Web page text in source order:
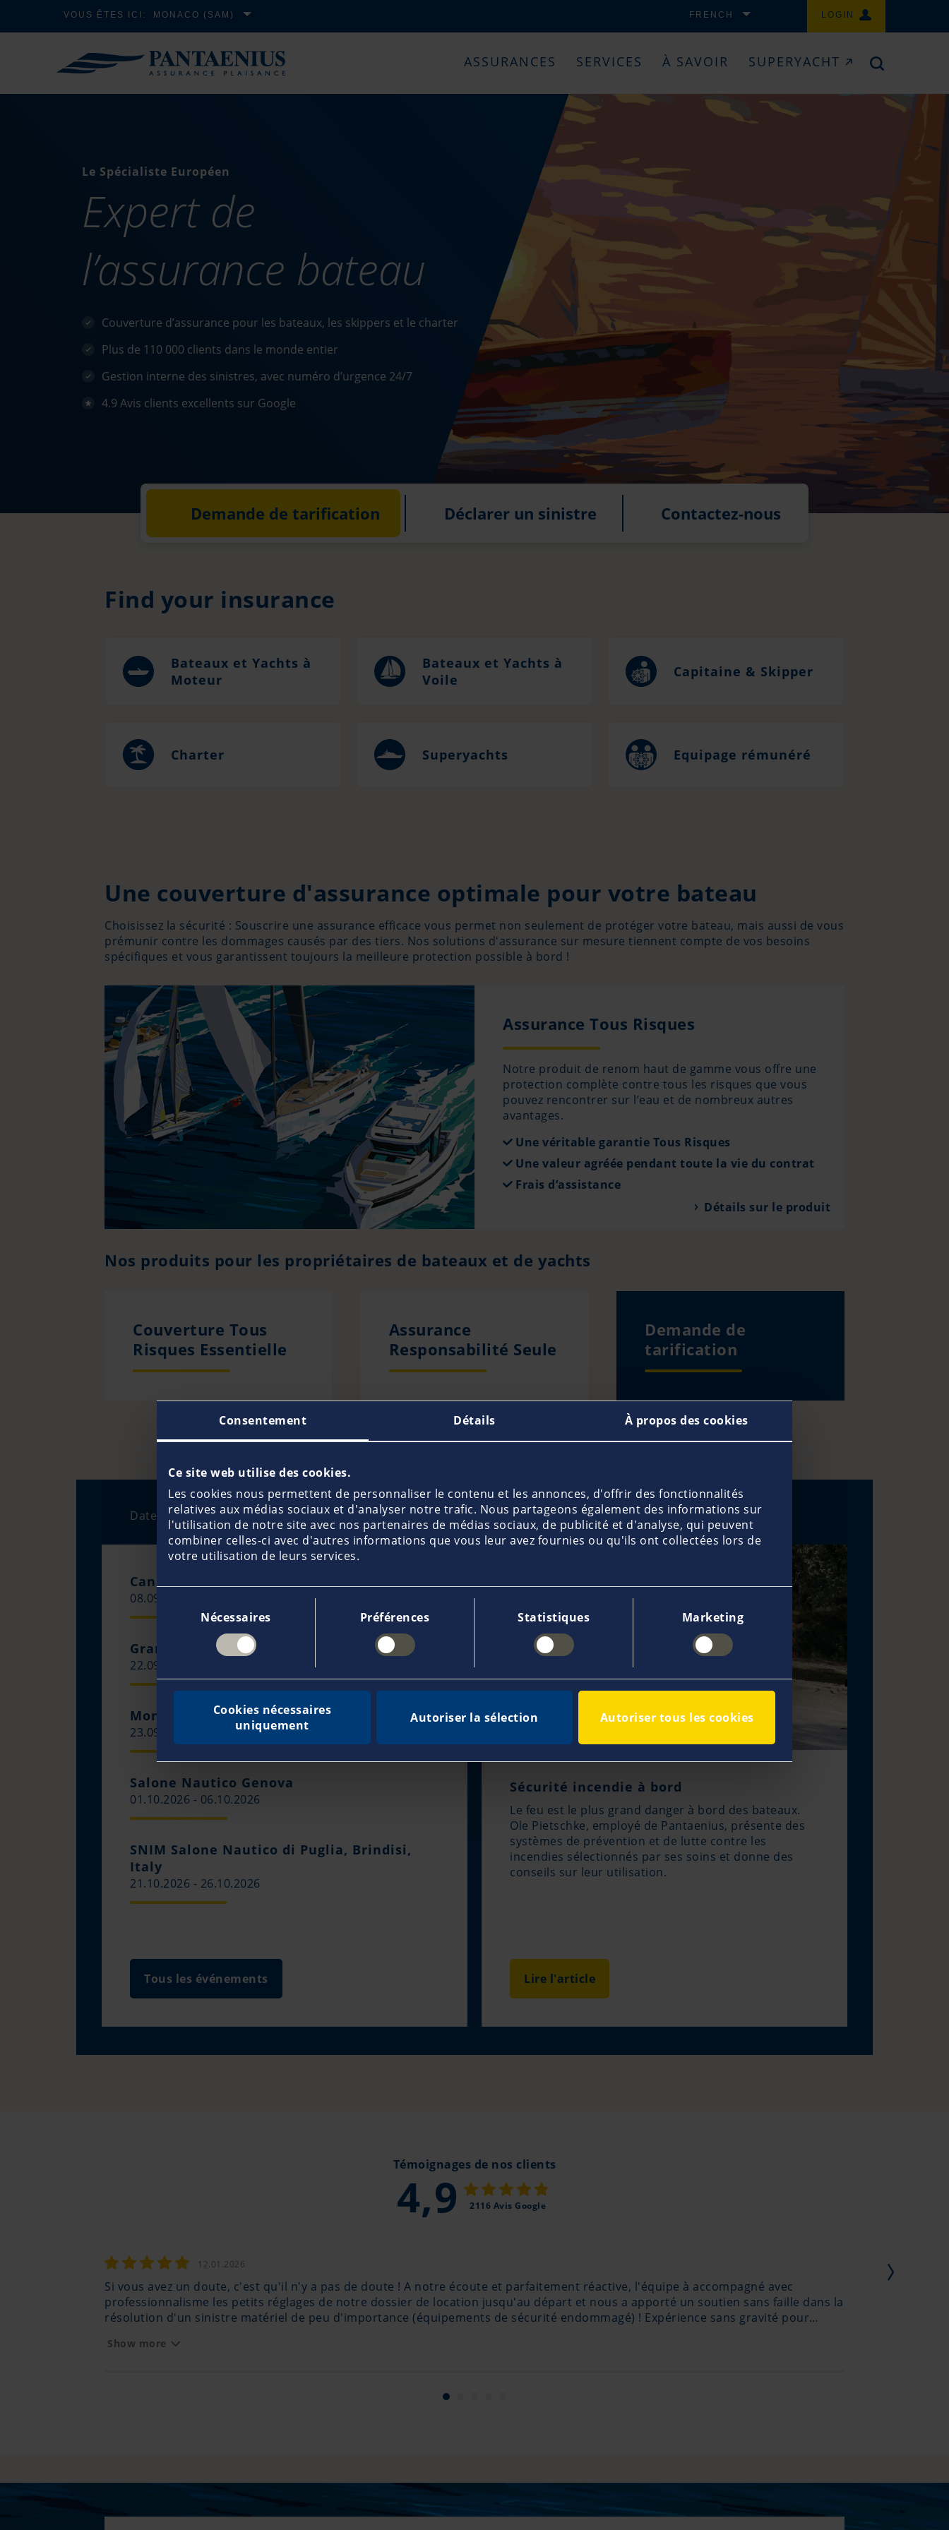
Consentement Détails À propos des cookies
Ce site web utilise des cookies.
Les cookies nous permettent de personnaliser le contenu et les annonces, d'offrir des fonctionnalités
relatives aux médias sociaux et d'analyser notre trafic. Nous partageons également des informations sur
l'utilisation de notre site avec nos partenaires de médias sociaux, de publicité et d'analyse, qui peuvent
combiner celles-ci avec d'autres informations que vous leur avez fournies ou qu'ils ont collectées lors de
votre utilisation de leurs services.
Sélection
du
consentement
Nécessaires Préférences Statistiques Marketing
Cookies nécessaires
uniquement
Autoriser la sélection Autoriser tous les cookies
VOUS ÊTES ICI: MONACO (SAM) FRENCH LOGIN
ASSURANCES SERVICES À SAVOIR SUPERYACHT
Le Spécialiste Européen
Expert de
l’assurance bateau
Couverture d’assurance pour les bateaux, les skippers et le charter
Plus de 110 000 clients dans le monde entier
Gestion interne des sinistres, avec numéro d’urgence 24/7
4.9 Avis clients excellents sur Google
Demande de tarification Déclarer un sinistre Contactez-nous
Find your insurance
Bateaux et Yachts à
Moteur
Bateaux et Yachts à
Voile
Capitaine & Skipper
Charter Superyachts Equipage rémunéré
Une couverture d'assurance optimale pour votre bateau
Choisissez la sécurité : Souscrire une assurance efficace vous permet non seulement de protéger votre bateau, mais aussi de vous
prémunir contre les dommages causés par des tiers. Nos solutions d'assurance sur mesure tiennent compte de vos besoins
spécifiques et vous garantissent toujours la meilleure protection possible à bord !
Assurance Tous Risques
Notre produit de renom haut de gamme vous offre une
protection complète contre tous les risques que vous
pouvez rencontrer sur l’eau et de nombreux autres
avantages.
Une véritable garantie Tous Risques
Une valeur agréée pendant toute la vie du contrat
Frais d’assistance
Détails sur le produit
Nos produits pour les propriétaires de bateaux et de yachts
Couverture Tous
Risques Essentielle
Assurance
Responsabilité Seule
Demande de
tarification
Dates & Événements
Cannes Yachting Festival
08.09.2026 - 13.09.2026
Grand Pavois La Rochelle
22.09.2026 - 27.09.2026
Monaco Yacht Show
23.09.2026 - 26.09.2026
Salone Nautico Genova
01.10.2026 - 06.10.2026
SNIM Salone Nautico di Puglia, Brindisi,
Italy
21.10.2026 - 26.10.2026
Tous les événements
Prevention
Sécurité incendie à bord
Le feu est le plus grand danger à bord des bateaux.
Ole Pietschke, employé de Pantaenius, présente des
systèmes de prévention et de lutte contre les
incendies sélectionnés par ses soins et donne des
conseils sur leur utilisation.
Lire l'article
Témoignages de nos clients
4,9 2116 Avis Google
12.01.2026
Si vous avez un doute, c'est qu'il n'y a pas de doute ! A notre écoute et parfaitement réactive, l'équipe à accompagné avec
professionnalisme les petits réglages de notre dossier de location jusqu'au départ et nous a apporté un soutien sans faille dans la
résolution d'un sinistre matériel de peu d'importance (équipements de sécurité endommagé) ! Expérience sans gravité pour
heureusement en souvenir épique de navigation et en prudence renouvelée... Merci et chapeau bas !
Show more